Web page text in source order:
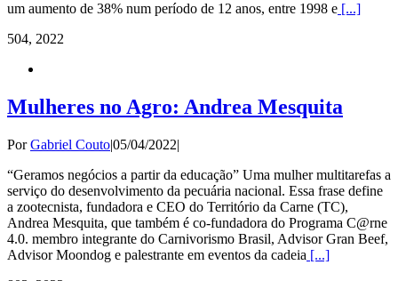
um aumento de 38% num período de 12 anos, entre 1998 e [...]
504, 2022
Mulheres no Agro: Andrea Mesquita
PorGabriel Couto|05/04/2022|
“Geramos negócios a partir da educação” Uma mulher multitarefas a
serviço do desenvolvimento da pecuária nacional. Essa frase define
a zootecnista, fundadora e CEO do Território da Carne (TC),
Andrea Mesquita, que também é co-fundadora do Programa C@rne
4.0. membro integrante do Carnivorismo Brasil, Advisor Gran Beef,
Advisor Moondog e palestrante em eventos da cadeia [...]